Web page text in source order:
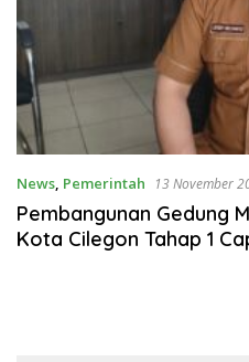
News, Pemerintah 13 November
Pembangunan Gedung
Kota Cilegon Tahap 1